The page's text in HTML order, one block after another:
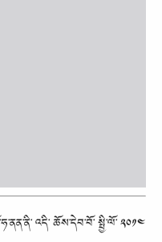
འདི་ ཆོས་དེབ་བོ་ སྤྱི་ལོ་ ༢༠༡༤